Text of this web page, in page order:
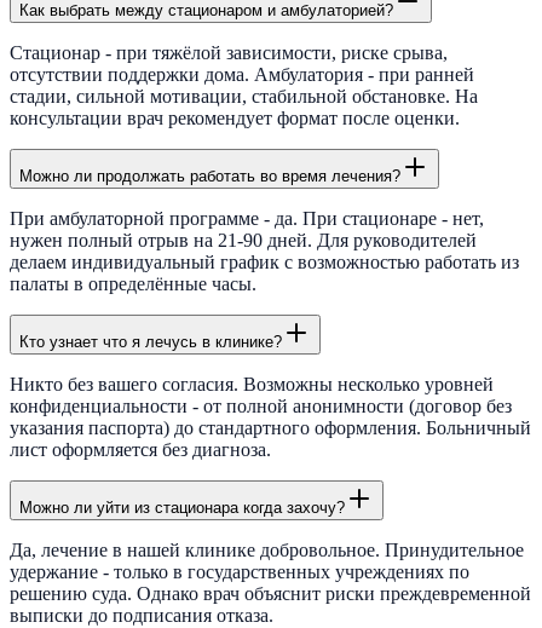
Как выбрать между стационаром и амбулаторией?
Стационар - при тяжёлой зависимости, риске срыва,
отсутствии поддержки дома. Амбулатория - при ранней
стадии, сильной мотивации, стабильной обстановке. На
консультации врач рекомендует формат после оценки.
Можно ли продолжать работать во время лечения?
При амбулаторной программе - да. При стационаре - нет,
нужен полный отрыв на 21-90 дней. Для руководителей
делаем индивидуальный график с возможностью работать из
палаты в определённые часы.
Кто узнает что я лечусь в клинике?
Никто без вашего согласия. Возможны несколько уровней
конфиденциальности - от полной анонимности (договор без
указания паспорта) до стандартного оформления. Больничный
лист оформляется без диагноза.
Можно ли уйти из стационара когда захочу?
Да, лечение в нашей клинике добровольное. Принудительное
удержание - только в государственных учреждениях по
решению суда. Однако врач объяснит риски преждевременной
выписки до подписания отказа.